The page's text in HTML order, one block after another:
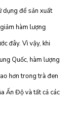
dụng để sản xuất
hàm lượng
đây. Vì vậy, khi
Quốc, hàm lượng
hơn trong trà đen
Ấn Độ và tất cả các